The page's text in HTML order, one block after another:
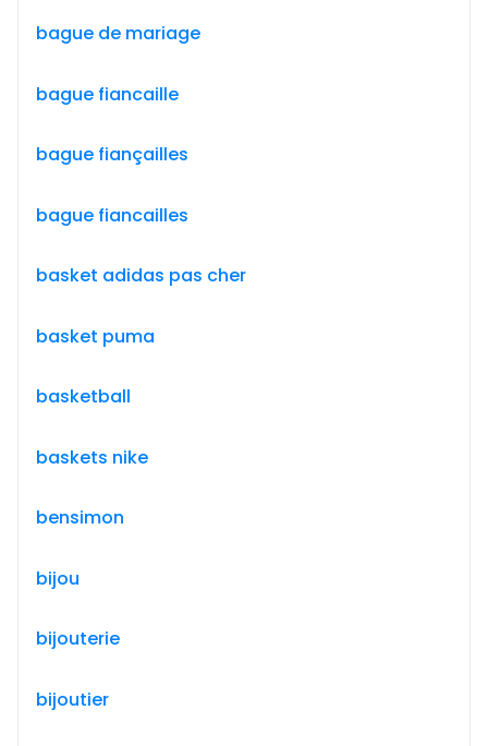
bague de mariage
bague fiancaille
bague fiançailles
bague fiancailles
basket adidas pas cher
basket puma
basketball
baskets nike
bensimon
bijou
bijouterie
bijoutier